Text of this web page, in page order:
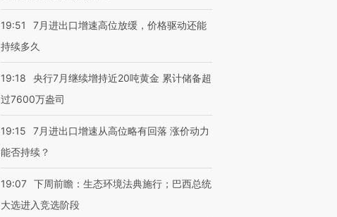
19:51
7月进出口增速高位放缓，价格驱动还能
持续多久
19:18
央行7月继续增持近20吨黄金 累计储备超
过7600万盎司
19:15
7月进出口增速从高位略有回落 涨价动力
能否持续？
19:07 下周前瞻：生态环境法典施行；巴西总统
大选进入竞选阶段